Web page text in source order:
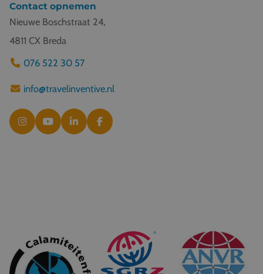
Contact opnemen
Nieuwe Boschstraat 24,
4811 CX Breda
076 522 30 57
info@travelinventive.nl
© 2026 Travel Inventive